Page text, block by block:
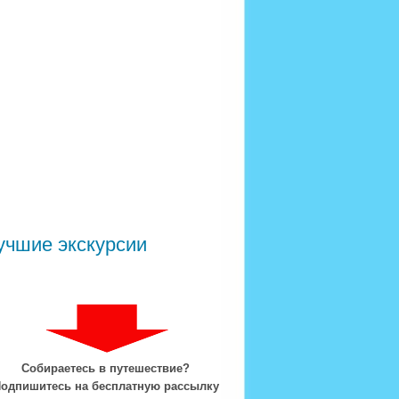
экскурсии
Собираетесь в путешествие?
на бесплатную рассылку